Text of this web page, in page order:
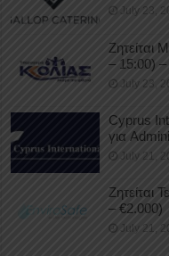
July 23,
Ζητείται
– 15:00)
July 23,
Cyprus
για
July 21,
Ζητείται
– €2.000)
July 21,